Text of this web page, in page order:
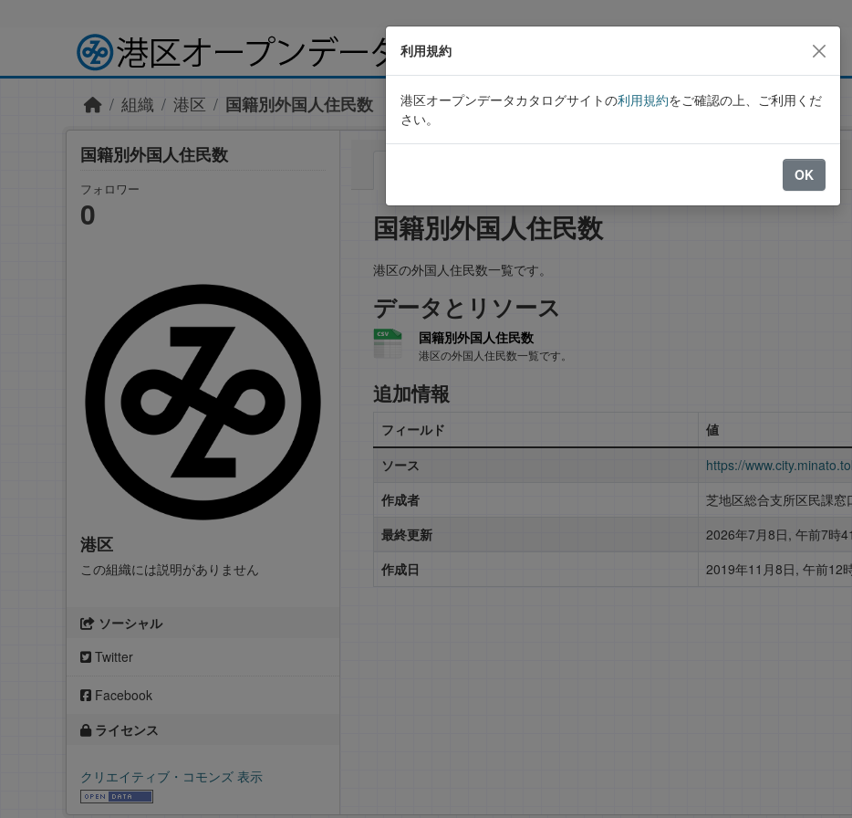
組織 港区 国籍別外国人住民数
国籍別外国人住民数
フォロワー
0
港区
この組織には説明がありません
ソーシャル
Twitter
Facebook
ライセンス
クリエイティブ・コモンズ 表示
国籍別外国人住民数
港区の外国人住民数一覧です。
データとリソース
国籍別外国人住民数
港区の外国人住民数一覧です。
追加情報
フィールド
値
ソース
https://
作成者
芝地区総合支所区民課窓
最終更新
2026年7月8日, 午前7時
作成日
2019年11月8日, 午前12
利用規約
港区オープンデータカタログサイトの利用規約をご確認の上、ご利用くだ
さい。
OK